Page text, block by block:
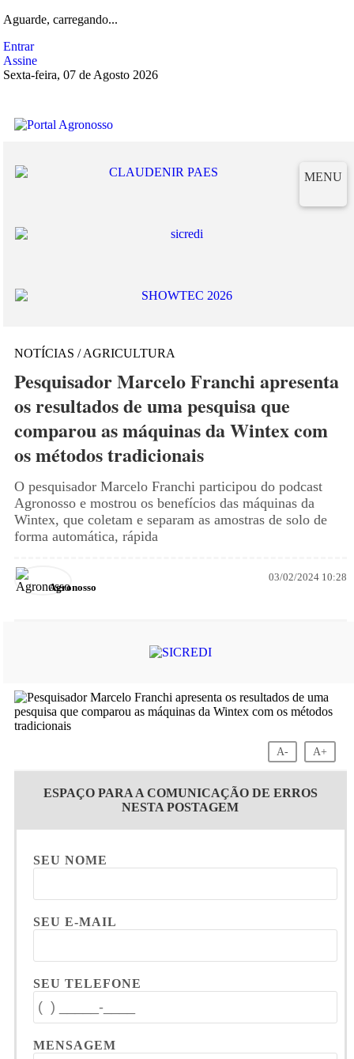
Aguarde, carregando...
Entrar
Assine
Sexta-feira, 07 de Agosto 2026
MENU
NOTÍCIAS / AGRICULTURA
Pesquisador Marcelo Franchi apresenta
os resultados de uma pesquisa que
comparou as máquinas da Wintex com
os métodos tradicionais
O pesquisador Marcelo Franchi participou do podcast
Agronosso e mostrou os benefícios das máquinas da
Wintex, que coletam e separam as amostras de solo de
forma automática, rápida
Agronosso
03/02/2024 10:28
A- A+
ESPAÇO PARA A COMUNICAÇÃO DE ERROS
NESTA POSTAGEM
SEU NOME
SEU E-MAIL
SEU TELEFONE
MENSAGEM